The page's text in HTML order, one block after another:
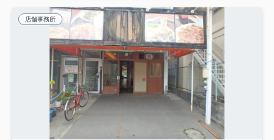
店舗事務所